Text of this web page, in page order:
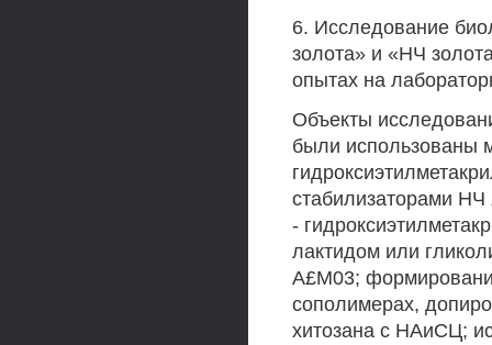
6. Исследование
золота» и «НЧ
опытах на
Объекты
были использованы
стабилизаторами НЧ
-
лактидом или
А£М03;
сополимерах,
хитозана с НАиСЦ;